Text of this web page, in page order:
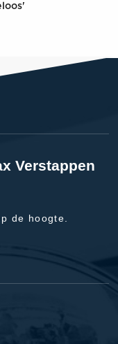
Verstappen
de hoogte.